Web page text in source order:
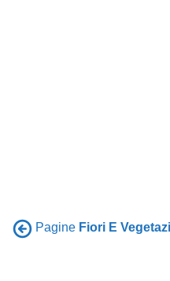
Pagine Fiori E